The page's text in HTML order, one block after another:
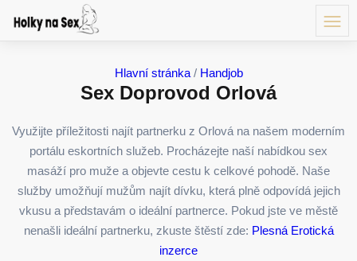
Hlavní stránka/ Handjob
Sex Doprovod Orlová
Využijte příležitosti najít partnerku z Orlová na našem moderním
portálu eskortních služeb. Procházejte naší nabídkou sex
masáží pro muže a objevte cestu k celkové pohodě. Naše
služby umožňují mužům najít dívku, která plně odpovídá jejich
vkusu a představám o ideální partnerce. Pokud jste ve městě
nenašli ideální partnerku, zkuste štěstí zde: Plesná Erotická
inzerce